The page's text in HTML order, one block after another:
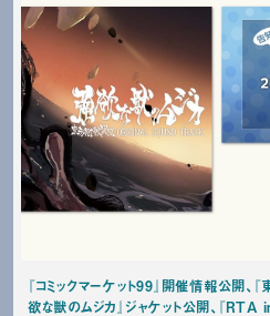
『コミックマーケット99』開催情報公開、
欲な獣のムジカ』ジャケット公開、『